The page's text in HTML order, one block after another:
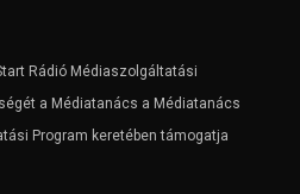
Rádió Médiaszolgáltatási
a Médiatanács a Médiatanács
Program keretében támogatja